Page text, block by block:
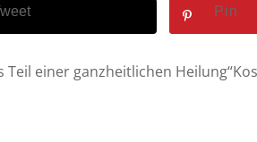
Pin
einer ganzheitlichen